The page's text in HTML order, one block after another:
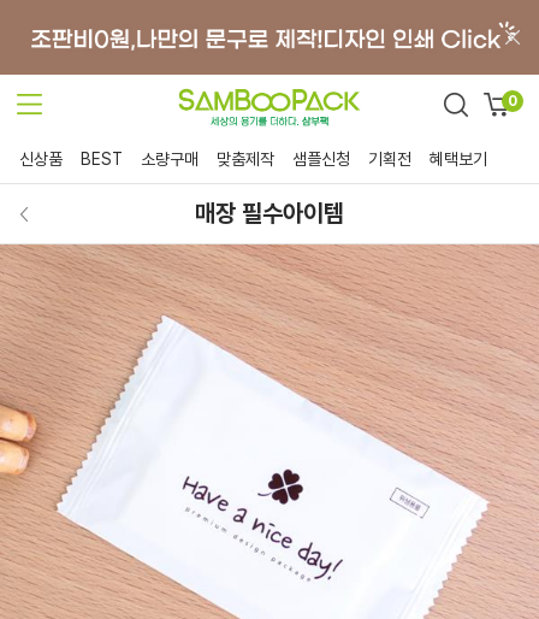
0
신상품 BEST 소량구매 맞춤제작 샘플신청 기획전 혜택보기
매장 필수아이템